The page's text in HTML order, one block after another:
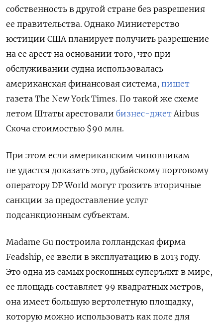
собственность в другой стране без разрешения
ее правительства. Однако Министерство
юстиции США планирует получить разрешение
на ее арест на основании того, что при
обслуживании судна использовалась
американская финансовая система, пишет
газета The New York Times. По такой же схеме
летом Штаты арестовали бизнес-джетAirbus
Скоча стоимостью $90 млн.
При этом если американским чиновникам
не удастся доказать это, дубайскому портовому
оператору DP World могут грозить вторичные
санкции за предоставление услуг
подсанкционным субъектам.
Madame Gu построила голландская фирма
Feadship, ее ввели в эксплуатацию в 2013 году.
Это одна из самых роскошных суперъяхт в мире,
ее площадь составляет 99 квадратных метров,
она имеет большую вертолетную площадку,
которую можно использовать как поле для